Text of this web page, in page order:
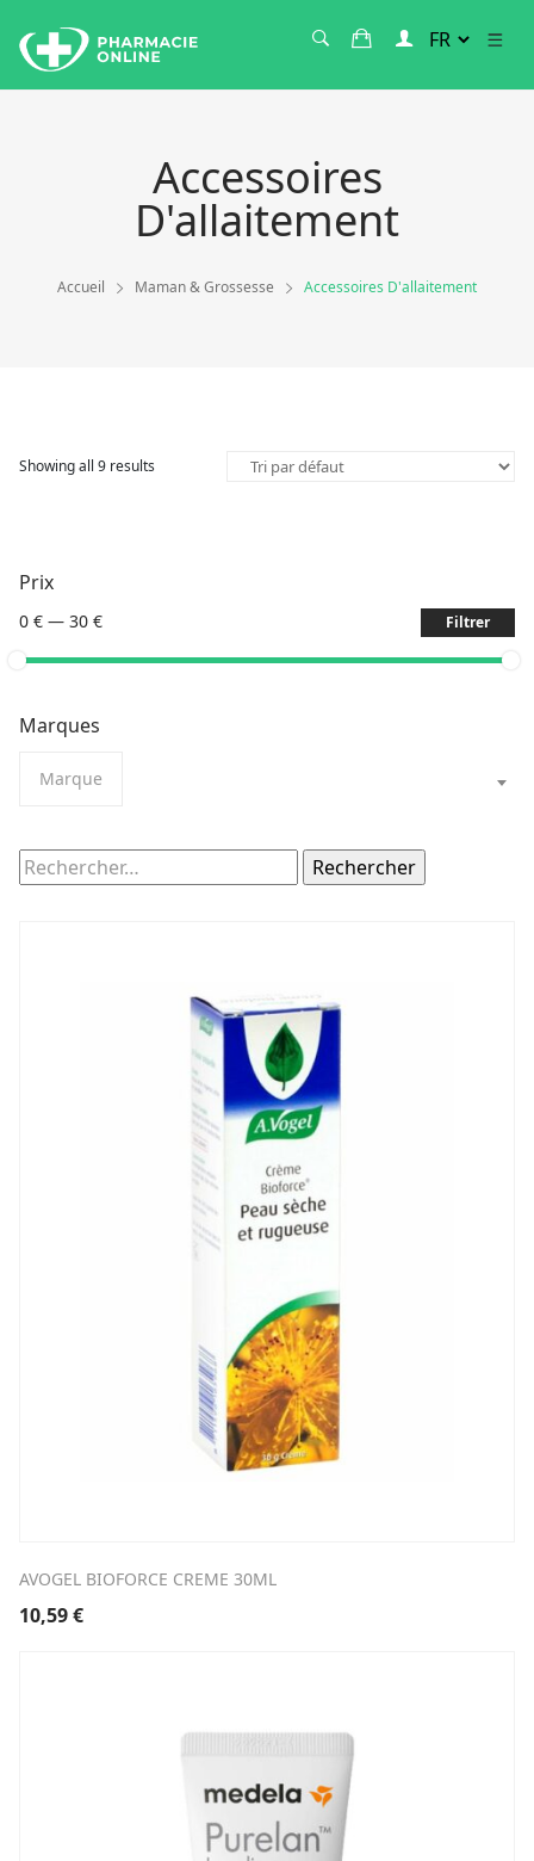
Accessoires
D'allaitement
Accueil Maman & Grossesse Accessoires D'allaitement
Showing all 9 results
Prix
0 € — 30 € Filtrer
Marques
Marque
Rechercher :
AVOGEL BIOFORCE CREME 30ML
10,59€